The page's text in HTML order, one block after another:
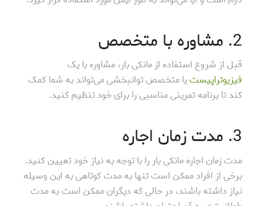
2. مشاوره با متخصص
قبل از شروع استفاده از مانکی بار، مشاوره با یک
فیزیوتراپیستیا متخصص توانبخشی می‌تواند به شما کمک
کند تا برنامه تمرینی مناسبی را برای خود تنظیم کنید.
3. مدت زمان اجاره
مدت زمان اجاره مانکی بار را با توجه به نیاز خود تعیین کنید.
برخی از افراد ممکن است تنها به مدت کوتاهی به این وسیله
نیاز داشته باشند، در حالی که دیگران ممکن است به مدت